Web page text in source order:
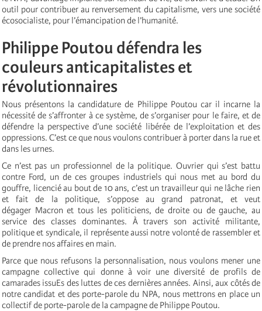
outil pour contribuer au renversement du capitalisme, vers une société
écosocialiste, pour l’émancipation de l’humanité.
Philippe Poutou défendra les
couleurs anticapitalistes et
révolutionnaires
Nous présentons la candidature de Philippe Poutou car il incarne la
nécessité de s’affronter à ce système, de s’organiser pour le faire, et de
défendre la perspective d’une société libérée de l’exploitation et des
oppressions. C’est ce que nous voulons contribuer à porter dans la rue et
dans les urnes.
Ce n’est pas un professionnel de la politique. Ouvrier qui s’est battu
contre Ford, un de ces groupes industriels qui nous met au bord du
gouffre, licencié au bout de 10 ans, c’est un travailleur qui ne lâche rien
et fait de la politique, s’oppose au grand patronat, et veut
dégager Macron et tous les politiciens, de droite ou de gauche, au
service des classes dominantes. À travers son activité militante,
politique et syndicale, il représente aussi notre volonté de rassembler et
de prendre nos affaires en main.
Parce que nous refusons la personnalisation, nous voulons mener une
campagne collective qui donne àvoir une diversité de profils de
camarades issuEs des luttes de ces dernières années. Ainsi, aux côtés de
notre candidat et des porte-parole du NPA, nous mettrons en place un
collectif de porte-parole de la campagne de Philippe Poutou.